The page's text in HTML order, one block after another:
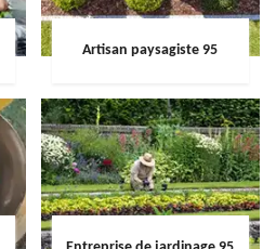
Artisan paysagiste 95